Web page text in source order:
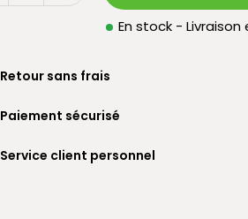
En stock - Livraison
Retour sans frais
Paiement sécurisé
Service client personnel